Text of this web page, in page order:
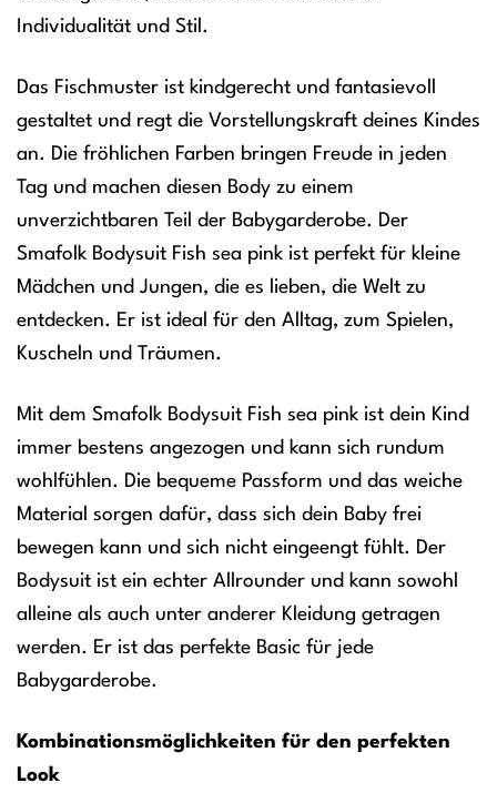
Individualität und Stil.
Das Fischmuster ist kindgerecht und fantasievoll
gestaltet und regt die Vorstellungskraft deines Kindes
an. Die fröhlichen Farben bringen Freude in jeden
Tag und machen diesen Body zu einem
unverzichtbaren Teil der Babygarderobe. Der
Smafolk Bodysuit Fish sea pink ist perfekt für kleine
Mädchen und Jungen, die es lieben, die Welt zu
entdecken. Er ist ideal für den Alltag, zum Spielen,
Kuscheln und Träumen.
Mit dem Smafolk Bodysuit Fish sea pink ist dein Kind
immer bestens angezogen und kann sich rundum
wohlfühlen. Die bequeme Passform und das weiche
Material sorgen dafür, dass sich dein Baby frei
bewegen kann und sich nicht eingeengt fühlt. Der
Bodysuit ist ein echter Allrounder und kann sowohl
alleine als auch unter anderer Kleidung getragen
werden. Er ist das perfekte Basic für jede
Babygarderobe.
Kombinationsmöglichkeiten für den perfekten
Look